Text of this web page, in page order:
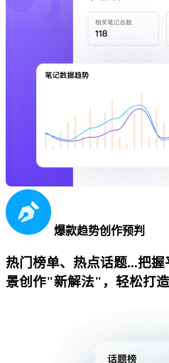
爆款趋势创作预判
热门榜单、热点话题...把
景创作"新解法"，轻松打造